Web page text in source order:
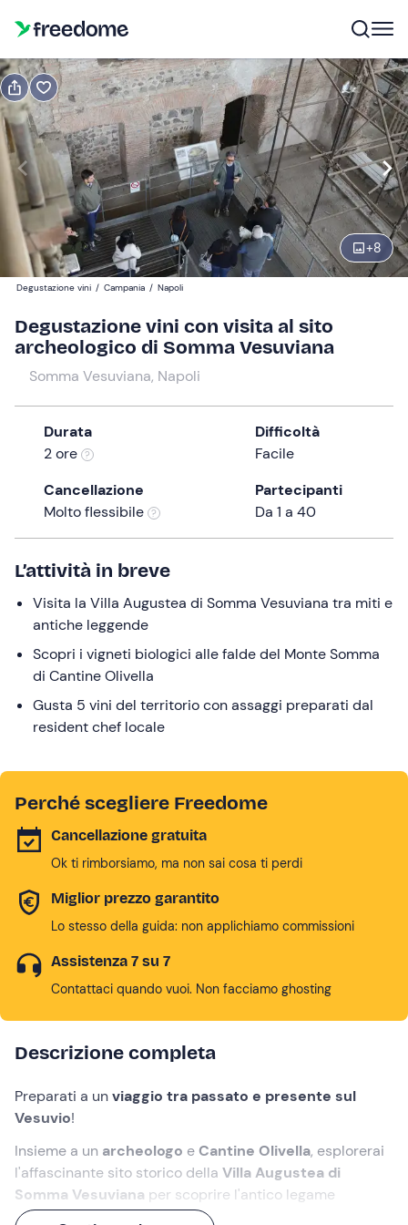
+8
Regala
Voucher regalo valido 12 mesi
Visualizza anteprima
Adulti
65 €
1
Ragazzi
35 €
0
Bambini
Degustazione vini / Campania / Napoli
Degustazione vini con visita al sito
archeologico di Somma Vesuviana
Somma Vesuviana, Napoli
Durata
2 ore
Difficoltà
Facile
Cancellazione
Molto flessibile
Partecipanti
Da 1 a 40
L’attività in breve
Visita la Villa Augustea di Somma Vesuviana tra miti e
antiche leggende
Scopri i vigneti biologici alle falde del Monte Somma
di Cantine Olivella
Gusta 5 vini del territorio con assaggi preparati dal
resident chef locale
Perché scegliere Freedome
Cancellazione gratuita
Ok ti rimborsiamo, ma non sai cosa ti perdi
Miglior prezzo garantito
Lo stesso della guida: non applichiamo commissioni
Assistenza 7 su 7
Contattaci quando vuoi. Non facciamo ghosting
Descrizione completa
Preparati a unviaggio tra passato e presente sul
Vesuvio!
Insieme a un archeologo eCantine Olivella, esplorerai
l'affascinante sito storico della Villa Augustea di
Somma Vesuviana per scoprire l'antico legame
vitivinicolo del territorio tra miti e studi storici.